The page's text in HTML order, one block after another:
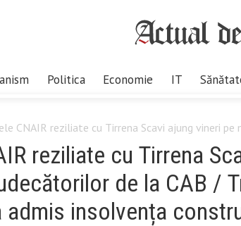
Politica Economie IT
CNAIR reziliate cu Tirrena Scavi ajung vineri pe
reziliate cu Tirrena
de la CAB /
admis insolvența